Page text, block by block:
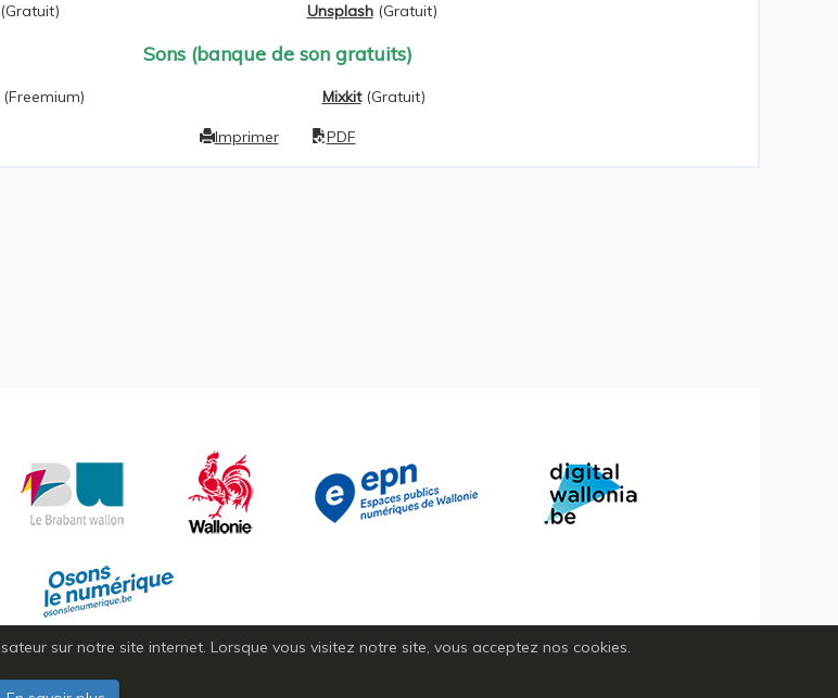
Unsplash(Gratuit)
Sons (banque de son gratuits)
(Freemium) Mixkit(Gratuit)
Imprimer PDF
sur notre site internet. Lorsque vous visitez notre site, vous acceptez nos cookies.